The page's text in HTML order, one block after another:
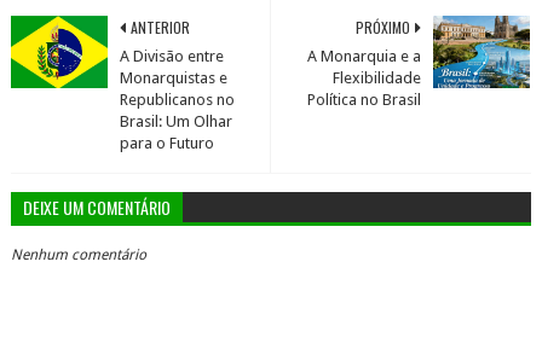
PRÓXIMO
A Monarquia e a
Flexibilidade
Política no Brasil
ANTERIOR
A Divisão entre
Monarquistas e
Republicanos no
Brasil: Um Olhar
para o Futuro
DEIXE UM COMENTÁRIO
Nenhum comentário